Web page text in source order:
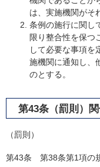
は、実施機関がそ
条例の施行に関し
限り整合性を保つ
して必要な事項を
施機関に通知し、
のとする。
第43条（罰則）
（罰則）
第43条 第38条第1項の